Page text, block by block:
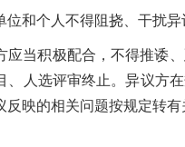
和个人不得阻挠、干扰
应当积极配合，不得推诿
、人选评审终止。异议方
反映的相关问题按规定转